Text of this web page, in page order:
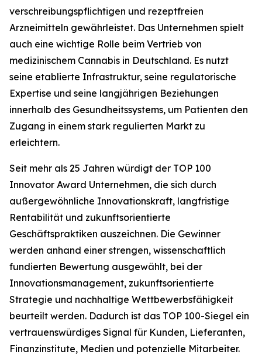
verschreibungspflichtigen und rezeptfreien
Arzneimitteln gewährleistet. Das Unternehmen spielt
auch eine wichtige Rolle beim Vertrieb von
medizinischem Cannabis in Deutschland. Es nutzt
seine etablierte Infrastruktur, seine regulatorische
Expertise und seine langjährigen Beziehungen
innerhalb des Gesundheitssystems, um Patienten den
Zugang in einem stark regulierten Markt zu
erleichtern.
Seit mehr als 25 Jahren würdigt der TOP 100
Innovator Award Unternehmen, die sich durch
außergewöhnliche Innovationskraft, langfristige
Rentabilität und zukunftsorientierte
Geschäftspraktiken auszeichnen. Die Gewinner
werden anhand einer strengen, wissenschaftlich
fundierten Bewertung ausgewählt, bei der
Innovationsmanagement, zukunftsorientierte
Strategie und nachhaltige Wettbewerbsfähigkeit
beurteilt werden. Dadurch ist das TOP 100-Siegel ein
vertrauenswürdiges Signal für Kunden, Lieferanten,
Finanzinstitute, Medien und potenzielle Mitarbeiter.